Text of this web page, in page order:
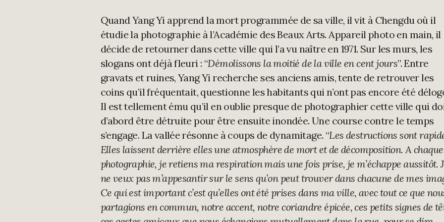
Quand Yang Yi apprend la mort programmée de sa ville, il vit à Chengdu où il
étudie la photographie à l’Académie des Beaux Arts. Appareil photo en main, il
décide de retourner dans cette ville qui l’a vu naître en 1971. Sur les murs, les
slogans ont déjà fleuri : “Démolissons la moitié de la ville en cent jours”. Entre
gravats et ruines, Yang Yi recherche ses anciens amis, tente de retrouver les
coins qu’il fréquentait, questionne les habitants qui n’ont pas encore été
Il est tellement ému qu’il en oublie presque de photographier cette ville qui
d’abord être détruite pour être ensuite inondée. Une course contre le temps
s’engage. La vallée résonne à coups de dynamitage. “Les destructions sont
Elles laissent derrière elles une atmosphère de mort et de décomposition. A chaque
photographie, je retiens ma respiration mais une fois prise, je m’échappe aussitôt.
ne veux pas m’appesantir sur le sens qu’on peut trouver dans chacune de mes
Ce qui est important c’est qu’elles ont été prises dans ma ville, avec tout ce que
partagions en commun, notre accent, notre coriandre épicée, ces petits signes de